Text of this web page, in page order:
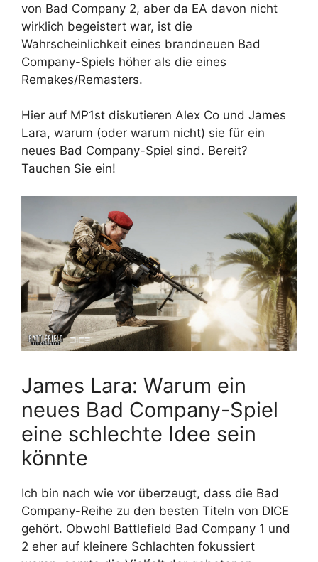
von Bad Company 2, aber da EA davon nicht
wirklich begeistert war, ist die
Wahrscheinlichkeit eines brandneuen Bad
Company-Spiels höher als die eines
Remakes/Remasters.
Hier auf MP1st diskutieren Alex Co und James
Lara, warum (oder warum nicht) sie für ein
neues Bad Company-Spiel sind. Bereit?
Tauchen Sie ein!
James Lara: Warum ein
neues Bad Company-Spiel
eine schlechte Idee sein
könnte
Ich bin nach wie vor überzeugt, dass die Bad
Company-Reihe zu den besten Titeln von DICE
gehört. Obwohl Battlefield Bad Company 1 und
2 eher auf kleinere Schlachten fokussiert